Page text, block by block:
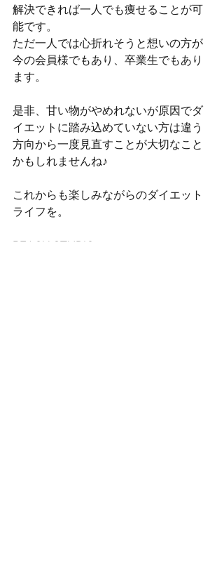
解決できれば一人でも痩せることが可
能です。
ただ一人では心折れそうと想いの方が
今の会員様でもあり、卒業生でもあり
ます。
是非、甘い物がやめれないが原因でダ
イエットに踏み込めていない方は違う
方向から一度見直すことが大切なこと
かもしれませんね♪
これからも楽しみながらのダイエット
ライフを。
REACH STUDIO